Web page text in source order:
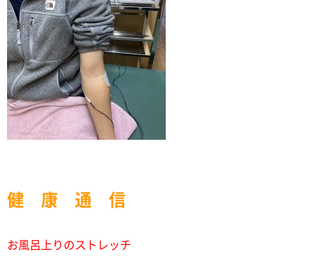
健 康 通 信
お風呂上りのストレッチ